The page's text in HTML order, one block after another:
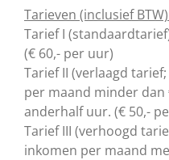
Tarieven (inclusief
Tarief I
(€ 60,- per uur)
Tarief II (verlaagd
per maand minder dan
anderhalf uur. (€ 50,-
Tarief III (verhoogd
inkomen per maand